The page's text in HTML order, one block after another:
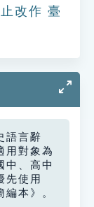
改作 臺
語言辭
用對象為
中、高中
先使用
編本》。